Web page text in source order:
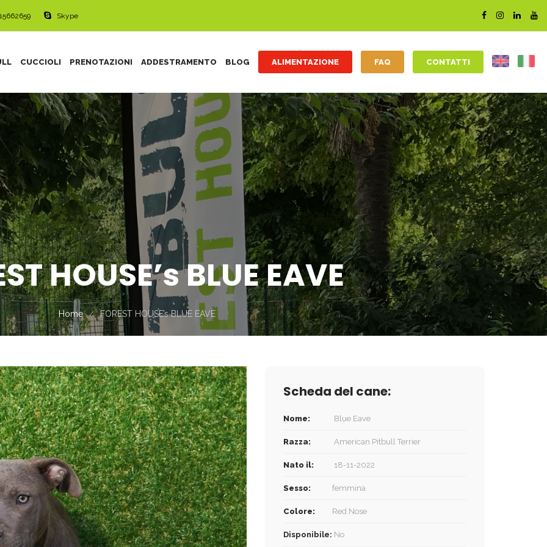
Skype
CUCCIOLI PRENOTAZIONI ADDESTRAMENTO BLOG ALIMENTAZIONE FAQ CONTATTI
HOUSE’s BLUE EAVE
Home FOREST HOUSE’s BLUE EAVE
Scheda del cane:
Nome: Blue Eave
Razza: American Pitbull Terrier
Nato il: 18-11-2022
Sesso: femmina
Colore: Red Nose
Disponibile: No